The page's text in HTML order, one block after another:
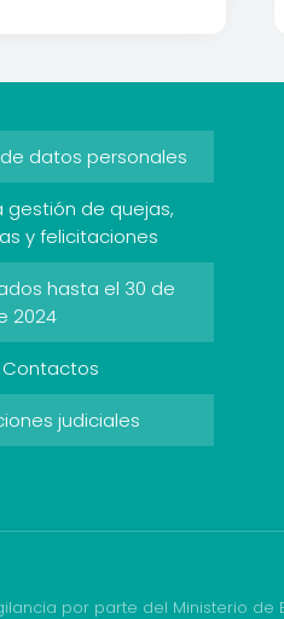
datos personales
gestión de quejas,
y felicitaciones
hasta el 30 de
2024
judiciales
por parte del Ministerio de